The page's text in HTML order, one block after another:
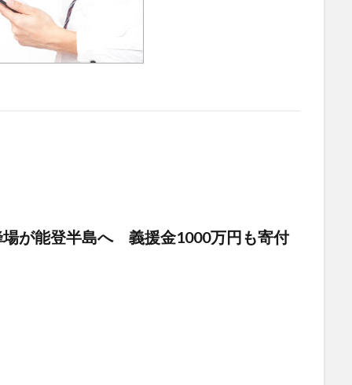
が能登半島へ 義援金1000万円も寄付